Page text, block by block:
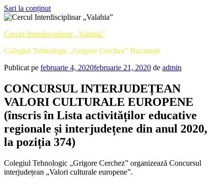
Sari la conținut
Cercul Interdisciplinar „Valahia”
Colegiul Tehnologic „Grigore Cerchez” București
Publicat pe februarie 4, 2020februarie 21, 2020 de admin
CONCURSUL INTERJUDEȚEAN
VALORI CULTURALE EUROPENE
(înscris în Lista activităților educative
regionale și interjudețene din anul 2020,
la poziția 374)
Colegiul Tehnologic „Grigore Cerchez” organizează Concursul
interjudețean „Valori culturale europene”.